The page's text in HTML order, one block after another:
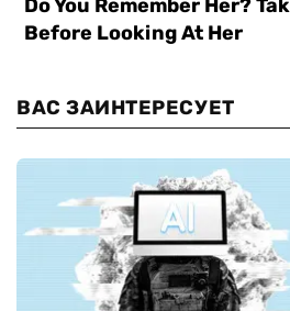
ВАС ЗАИНТЕРЕСУЕТ